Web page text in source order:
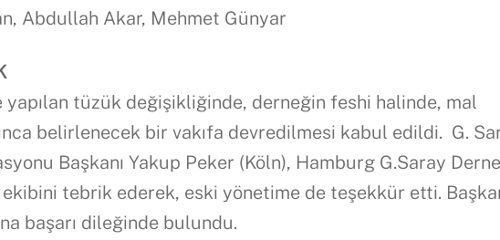
Abdullah Akar, Mehmet Günyar
yapılan tüzük değişikliğinde, derneğin feshi halinde, mal
belirlenecek bir vakıfa devredilmesi kabul edildi. G.
Başkanı Yakup Peker (Köln), Hamburg G.Saray
ekibini tebrik ederek, eski yönetime de teşekkür etti.
başarı dileğinde bulundu.